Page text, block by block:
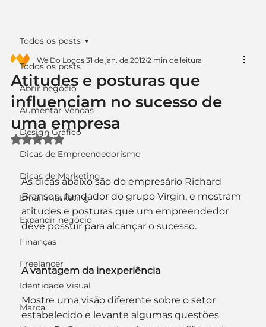
Todos os posts
Abrir negócio
Aumentar Vendas
Design Gráfico
Dicas de Empreendedorismo
Dicas de Marketing
Email marketing
Expandir negócio
Finanças
Freelancer
Identidade Visual
Marca
Todos os posts
Atitudes e posturas que
influenciam no sucesso de
uma empresa
We Do Logos 31 de jan. de 2012 2 min de leitura
Avaliado com NaN de 5 estrelas.
As dicas abaixo são do empresário Richard
Branson, fundador do grupo Virgin, e mostram
atitudes e posturas que um empreendedor
deve possuir para alcançar o sucesso.
A vantagem da inexperiência
Mostre uma visão diferente sobre o setor
estabelecido e levante algumas questões